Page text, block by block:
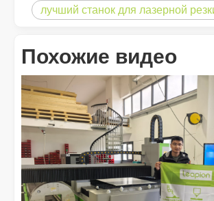
Лазерное удаление краски. Вам нужно выбрать лучший способ удаления краски.
В области обработки и реставрации
лучший станок для лазерной
Похожие видео